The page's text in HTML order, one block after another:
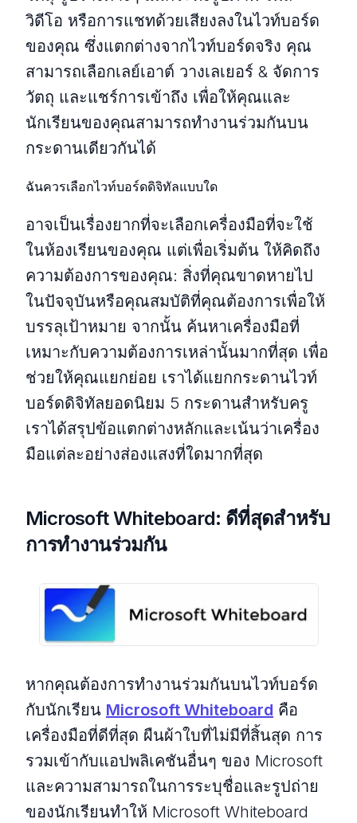
วิดีโอ หรือการแชทด้วยเสียงลงในไวท์บอร์ด
ของคุณ ซึ่งแตกต่างจากไวท์บอร์ดจริง คุณ
สามารถเลือกเลย์เอาต์ วางเลเยอร์ & จัดการ
วัตถุ และแชร์การเข้าถึง เพื่อให้คุณและ
นักเรียนของคุณสามารถทำงานร่วมกันบน
กระดานเดียวกันได้
ฉันควรเลือกไวท์บอร์ดดิจิทัลแบบใด
อาจเป็นเรื่องยากที่จะเลือกเครื่องมือที่จะใช้
ในห้องเรียนของคุณ แต่เพื่อเริ่มต้น ให้คิดถึง
ความต้องการของคุณ: สิ่งที่คุณขาดหายไป
ในปัจจุบันหรือคุณสมบัติที่คุณต้องการเพื่อให้
บรรลุเป้าหมาย จากนั้น ค้นหาเครื่องมือที่
เหมาะกับความต้องการเหล่านั้นมากที่สุด เพื่อ
ช่วยให้คุณแยกย่อย เราได้แยกกระดานไวท์
บอร์ดดิจิทัลยอดนิยม 5 กระดานสำหรับครู
เราได้สรุปข้อแตกต่างหลักและเน้นว่าเครื่อง
มือแต่ละอย่างส่องแสงที่ใดมากที่สุด
Microsoft Whiteboard: ดีที่สุดสำหรับ
การทำงานร่วมกัน
หากคุณต้องการทำงานร่วมกันบนไวท์บอร์ด
กับนักเรียน Microsoft Whiteboard คือ
เครื่องมือที่ดีที่สุด ผืนผ้าใบที่ไม่มีที่สิ้นสุด การ
รวมเข้ากับแอปพลิเคชันอื่นๆ ของ Microsoft
และความสามารถในการระบุชื่อและรูปถ่าย
ของนักเรียนทำให้ Microsoft Whiteboard